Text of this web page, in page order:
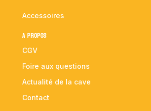
Accessoires
A propos
CGV
Foire aux questions
Actualité de la cave
Contact